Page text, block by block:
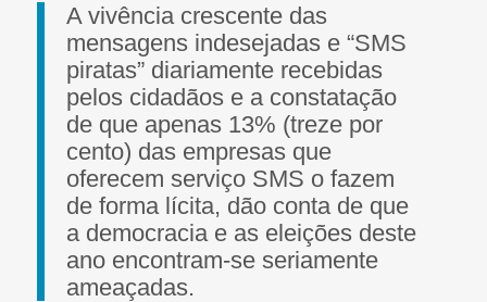
A vivência crescente das
mensagens indesejadas e “SMS
piratas” diariamente recebidas
pelos cidadãos e a constatação
de que apenas 13% (treze por
cento) das empresas que
oferecem serviço SMS o fazem
de forma lícita, dão conta de que
a democracia e as eleições deste
ano encontram-se seriamente
ameaçadas.